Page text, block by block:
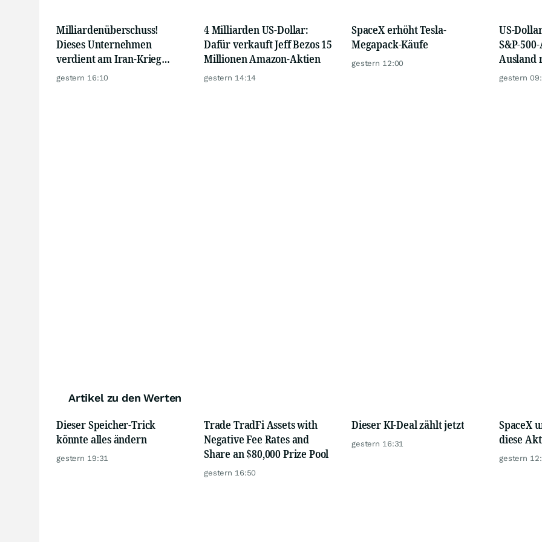
Milliardenüberschuss!
Dieses Unternehmen
verdient am Iran-Krieg
richtig viel Geld!
gestern 16:10
4 Milliarden US-Dollar:
Dafür verkauft Jeff Bezos 15
Millionen Amazon-Aktien
gestern 14:14
SpaceX erhöht Tesla-
Megapack-Käufe
gestern 12:00
US-
S&P-
Ausland
gestern
Artikel zu den Werten
Dieser Speicher-Trick
könnte alles ändern
gestern 19:31
Trade TradFi Assets with
Negative Fee Rates and
Share an $80,000 Prize Pool
gestern 16:50
Dieser KI-Deal zählt jetzt
gestern 16:31
SpaceX
diese
gestern